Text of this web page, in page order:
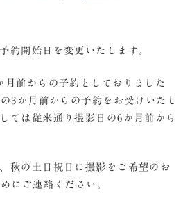
約開始日を変更いたします。
月前からの予約としておりました
3か月前からの予約をお受けいたし
ては従来通り撮影日の6か月前から
秋の土日祝日に撮影をご希望のお
にご連絡ください。